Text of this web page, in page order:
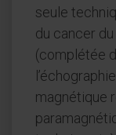
seule
du cancer
(complétée
magnétique